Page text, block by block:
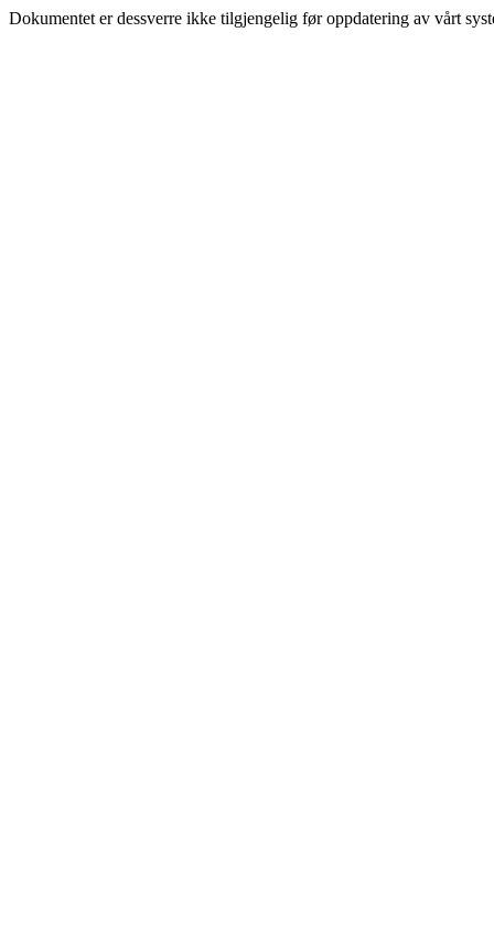
Dokumentet er dessverre ikke tilgjengelig før oppdatering av vårt